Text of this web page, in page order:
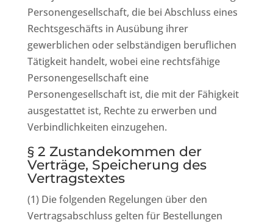
Personengesellschaft, die bei Abschluss eines
Rechtsgeschäfts in Ausübung ihrer
gewerblichen oder selbständigen beruflichen
Tätigkeit handelt, wobei eine rechtsfähige
Personengesellschaft eine
Personengesellschaft ist, die mit der Fähigkeit
ausgestattet ist, Rechte zu erwerben und
Verbindlichkeiten einzugehen.
§ 2 Zustandekommen der
Verträge, Speicherung des
Vertragstextes
(1) Die folgenden Regelungen über den
Vertragsabschluss gelten für Bestellungen